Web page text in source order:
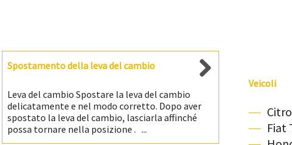
Spostamento della leva del cambio
Leva del cambio Spostare la leva del cambio
delicatamente e nel modo corretto. Dopo aver
spostato la leva del cambio, lasciarla affinché
possa tornare nella posizione . ...
Veicoli
Fiat